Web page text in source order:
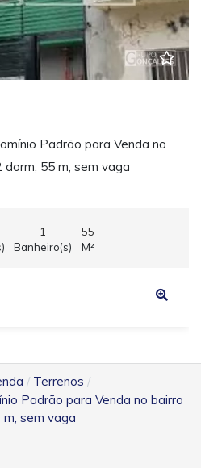
Padrão para Venda no
dorm, 55 m, sem vaga
1
Banheiro(s)
55
M²
Terrenos
Padrão para Venda no bairro
m, sem vaga